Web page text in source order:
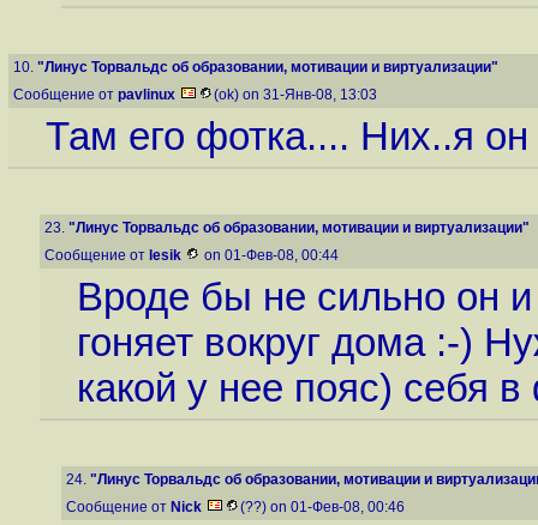
10. "Линус Торвальдс об образовании, мотивации и виртуализации"
Сообщение от pavlinux (ok) on 31-Янв-08, 13:03
Там его фотка.... Них..я
23. "Линус Торвальдс об образовании, мотивации и виртуализации"
Сообщение от lesik on 01-Фев-08, 00:44
Вроде бы не сильно он
гоняет вокруг дома :-)
какой у нее пояс) себя
24. "Линус Торвальдс об образовании, мотивации и
Сообщение от Nick (??) on 01-Фев-08, 00:46